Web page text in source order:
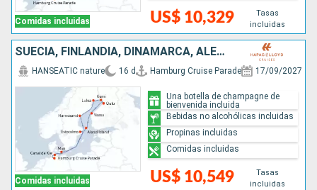
Comidas incluidas US$ 10,329
Tasas
incluidas
SUECIA, FINLANDIA, DINAMARCA, ALEMANIA
Comidas incluidas
HANSEATIC nature 16 d Hamburg Cruise Parade 17/09/2027
US$ 10,549
Tasas
incluidas
Una botella de champagne de
bienvenida incluida
Bebidas no alcohólicas incluidas
Propinas incluidas
Comidas incluidas